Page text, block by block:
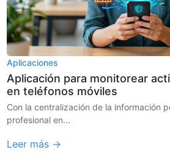
Aplicaciones
Aplicación para monitorear
en teléfonos móviles
Con la centralización de la información
profesional en...
Leer más →